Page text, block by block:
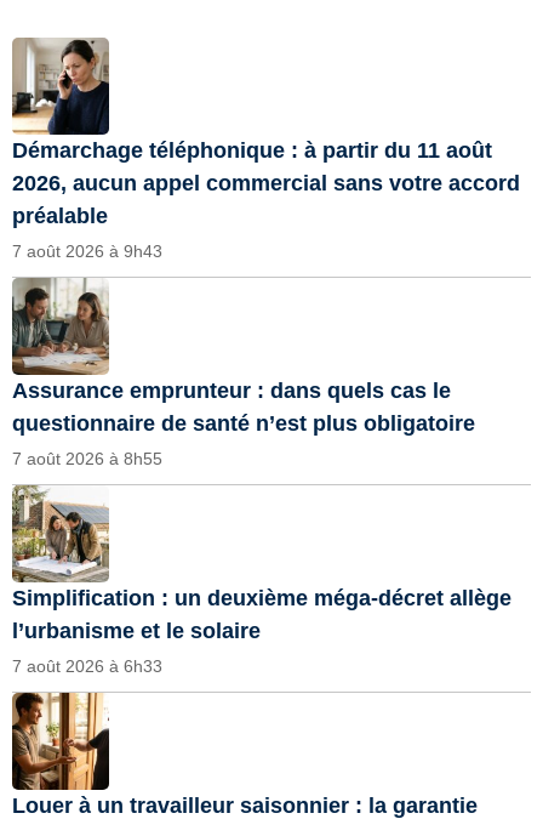
Démarchage téléphonique : à partir du 11 août
2026, aucun appel commercial sans votre accord
préalable
7 août 2026 à 9h43
Assurance emprunteur : dans quels cas le
questionnaire de santé n’est plus obligatoire
7 août 2026 à 8h55
Simplification : un deuxième méga-décret allège
l’urbanisme et le solaire
7 août 2026 à 6h33
Louer à un travailleur saisonnier : la garantie